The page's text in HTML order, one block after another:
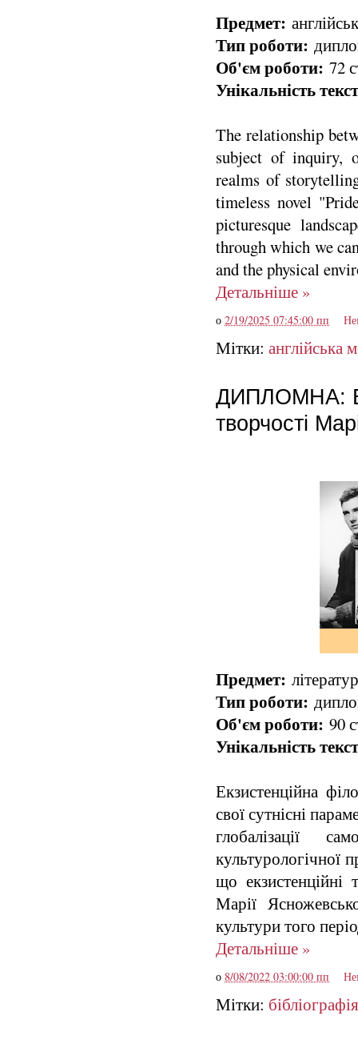
Предмет:
Тип роботи:
Об'єм роботи: 72
Унікальність
The relationship
subject of inquiry,
realms of
timeless novel
picturesque
through which we
and the physical
Детальніше »
о 2/19/2025 07:45:00 пп
Мітки: англійська
ДИПЛОМНА:
творчості
Предмет:
Тип роботи:
Об'єм роботи: 90
Унікальність
Екзистенційна
свої сутнісні
глобалізації
культурологічної
що екзистенційні
Марії
культури того
Детальніше »
о 8/08/2022 03:00:00 пп
Мітки: бібліографія